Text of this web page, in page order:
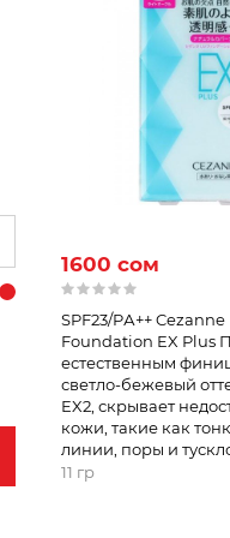
1600 сом
SPF23/PА++ Cezanne
Foundation EX Plus
естественным
светло-бежевый
EX2, скрывает
кожи, такие как
линии, поры и
11 гр